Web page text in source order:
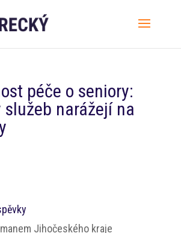
péče o seniory:
služeb narážejí na
Jihočeského kraje